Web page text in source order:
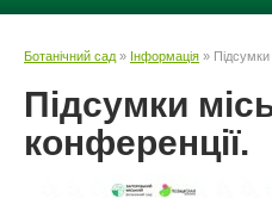
Ботанічний сад » Інформація » Підсумки
Підсумки
конференції.